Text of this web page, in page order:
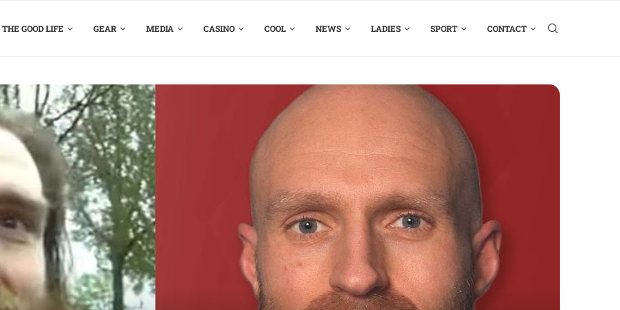
THE GOOD LIFE GEAR MEDIA CASINO COOL NEWS LADIES SPORT CONTACT